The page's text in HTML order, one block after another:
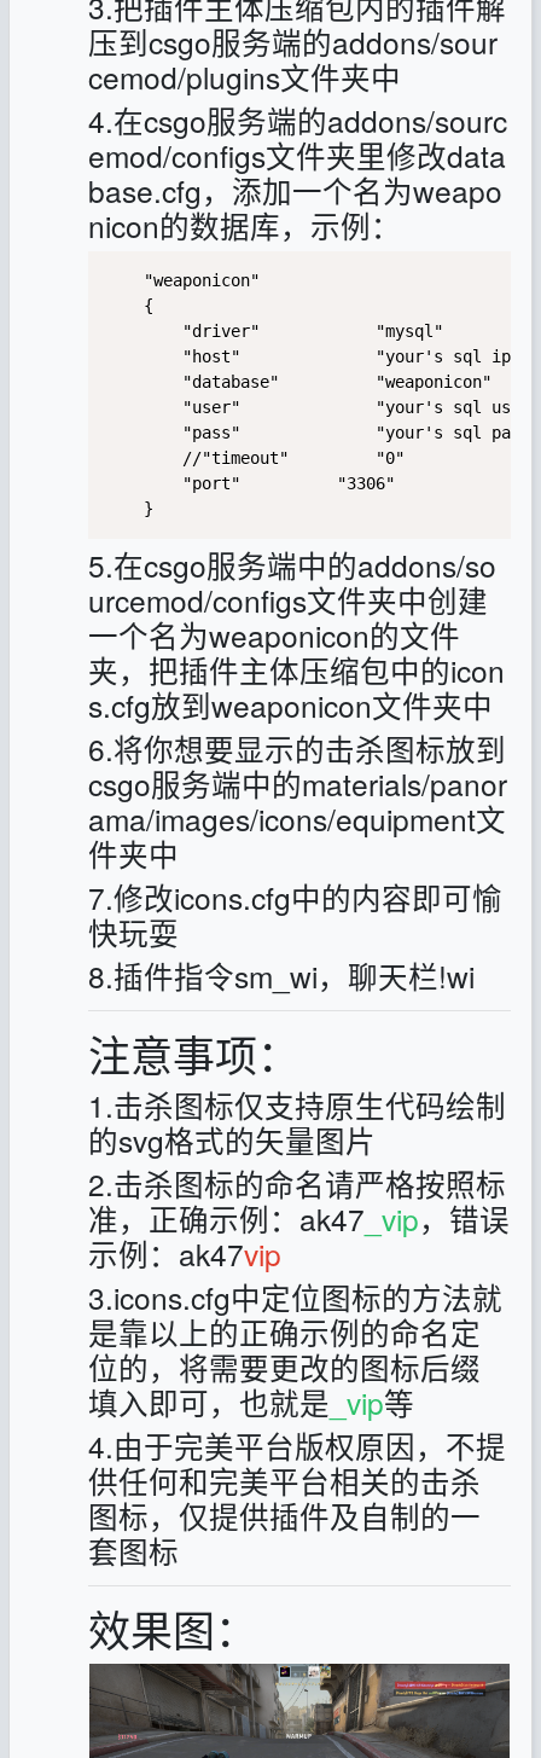
压到csgo服务端的addons/sour
cemod/plugins文件夹中
4.在csgo服务端的addons/sourc
emod/configs文件夹里修改data
base.cfg，添加一个名为weapo
nicon的数据库，示例：
	}
5.在csgo服务端中的addons/so
urcemod/configs文件夹中创建
一个名为weaponicon的文件
夹，把插件主体压缩包中的icon
s.cfg放到weaponicon文件夹中
6.将你想要显示的击杀图标放到
csgo服务端中的materials/panor
ama/images/icons/equipment文
件夹中
7.修改icons.cfg中的内容即可愉
快玩耍
8.插件指令sm_wi，聊天栏!wi
注意事项：
1.击杀图标仅支持原生代码绘制
的svg格式的矢量图片
2.击杀图标的命名请严格按照标
准，正确示例：ak47 _vip，错误
示例：ak47vip
3.icons.cfg中定位图标的方法就
是靠以上的正确示例的命名定
位的，将需要更改的图标后缀
填入即可，也就是 _vip等
4.由于完美平台版权原因，不提
供任何和完美平台相关的击杀
图标，仅提供插件及自制的一
套图标
效果图：